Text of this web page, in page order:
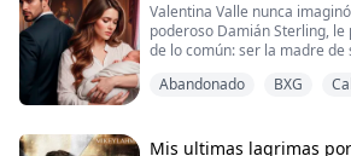
Valentina Valle nunca
poderoso Damián Sterling,
de lo común: ser la madre de
Pero cuando él insiste en
también... aunque nunca lo
Abandonado BXG
Mis ultimas lagrimas